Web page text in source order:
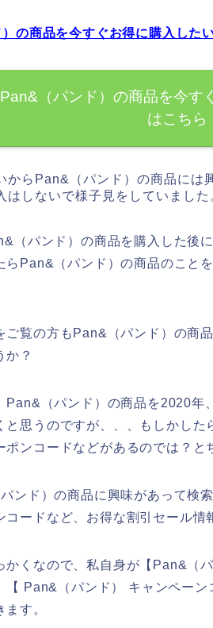
の商品を今すぐお得に購入した
Pan&（パンド）の商品を今す
はこちら
からPan&（パンド）の商品には
はしないで様子見をしていました
（パンド）の商品を購入した後
らPan&（パンド）の商品のこと
ご覧の方もPan&（パンド）の商
か？
Pan&（パンド）の商品を2020年
と思うのですが、、、もしかし
ポンコードなどがあるのでは？と
ンド）の商品に興味があって検
コードなど、お得な割引セール情
かくなので、私自身が【Pan&（
【 Pan&（パンド） キャンペー
す。